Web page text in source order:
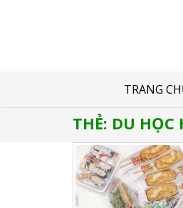
TRANG
THẺ: DU HỌC